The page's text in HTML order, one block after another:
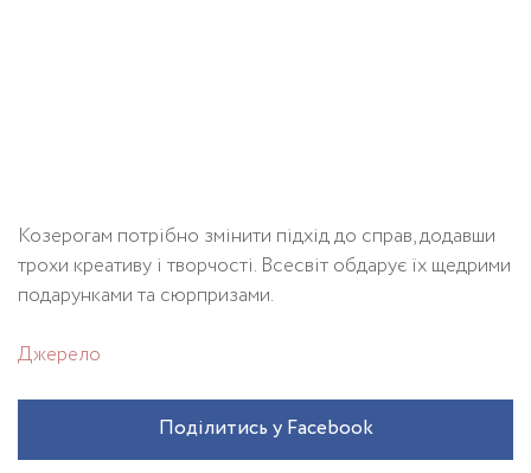
Козерогам потрібно змінити підхід до справ, додавши
трохи креативу і творчості. Всесвіт обдарує їх щедрими
подарунками та сюрпризами.
Джерело
Поділитись у Facebook